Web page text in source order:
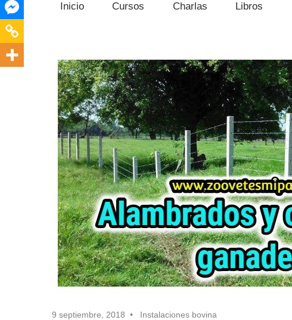
Inicio Cursos Charlas Libros
9 septiembre, 2018 Instalaciones bovina